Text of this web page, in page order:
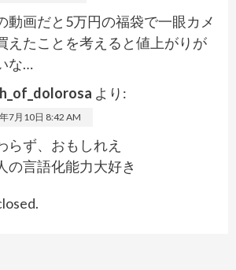
動画だと5万円の福袋で一眼カメ
えたことを考えると値上がりが
な…
より:
7月10日 8:42 AM
らず、おもしれえ
の言語化能力大好き